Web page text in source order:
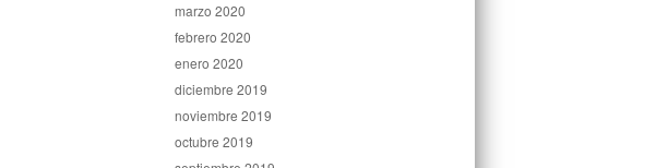
marzo 2020
febrero 2020
enero 2020
diciembre 2019
noviembre 2019
octubre 2019